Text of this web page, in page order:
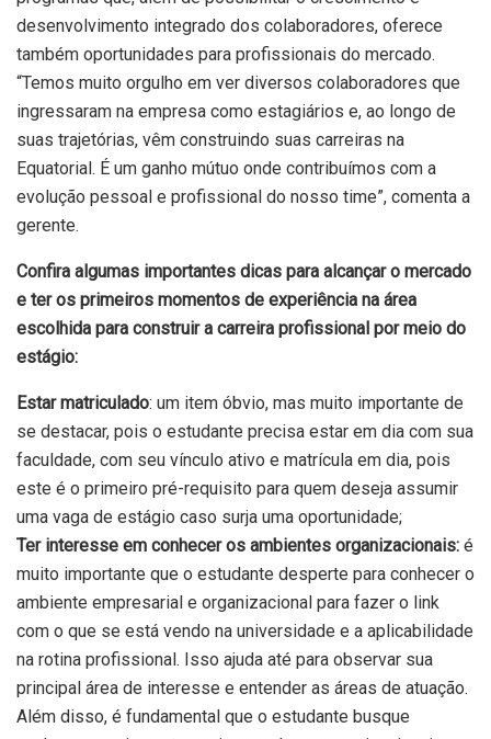
desenvolvimento integrado dos colaboradores, oferece
também oportunidades para profissionais do mercado.
“Temos muito orgulho em ver diversos colaboradores que
ingressaram na empresa como estagiários e, ao longo de
suas trajetórias, vêm construindo suas carreiras na
Equatorial. É um ganho mútuo onde contribuímos com a
evolução pessoal e profissional do nosso time”, comenta a
gerente.
Confira algumas importantes dicas para alcançar o mercado
e ter os primeiros momentos de experiência na área
escolhida para construir a carreira profissional por meio do
estágio:
Estar matriculado: um item óbvio, mas muito importante de
se destacar, pois o estudante precisa estar em dia com sua
faculdade, com seu vínculo ativo e matrícula em dia, pois
este é o primeiro pré-requisito para quem deseja assumir
uma vaga de estágio caso surja uma oportunidade;
Ter interesse em conhecer os ambientes organizacionais: é
muito importante que o estudante desperte para conhecer o
ambiente empresarial e organizacional para fazer o link
com o que se está vendo na universidade e a aplicabilidade
na rotina profissional. Isso ajuda até para observar sua
principal área de interesse e entender as áreas de atuação.
Além disso, é fundamental que o estudante busque